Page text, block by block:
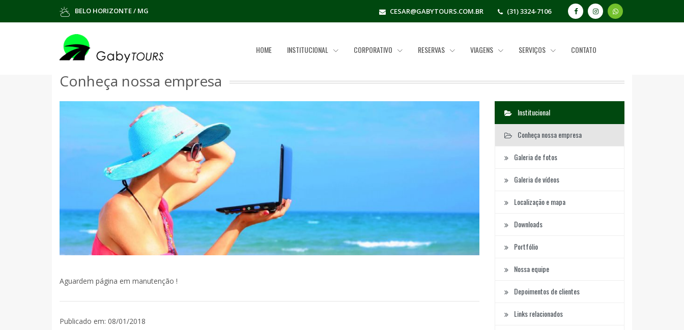
BELO HORIZONTE / MG CESAR@GABYTOURS.COM.BR (31) 3324-7106
HOME INSTITUCIONAL CORPORATIVO RESERVAS VIAGENS SERVIÇOS CONTATO
Conheça nossa empresa
Aguardem página em manutenção !
Publicado em: 08/01/2018
Institucional
Conheça nossa empresa
Galeria de fotos
Galeria de vídeos
Localização e mapa
Downloads
Portfólio
Nossa equipe
Depoimentos de clientes
Links relacionados